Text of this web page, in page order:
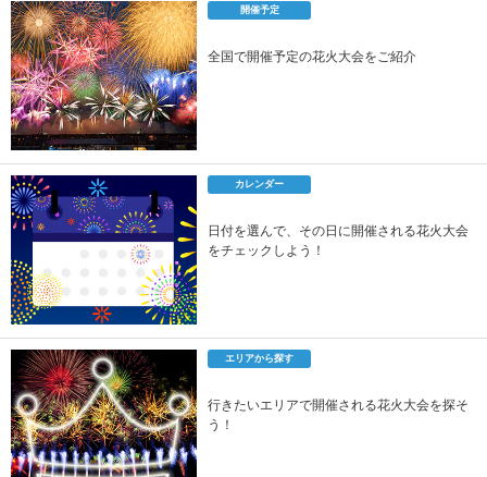
開催予定
全国で開催予定の花火大会をご紹介
カレンダー
日付を選んで、その日に開催される花火大会
をチェックしよう！
エリアから探す
行きたいエリアで開催される花火大会を探そ
う！